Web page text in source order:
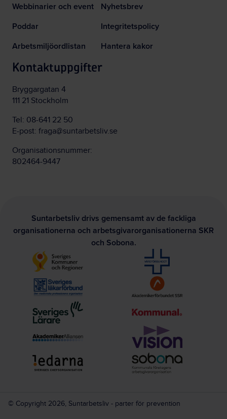
Webbinarier och event
Poddar
Arbetsmiljöordlistan
Nyhetsbrev
Integritetspolicy
Hantera kakor
Kontaktuppgifter
Bryggargatan 4
111 21 Stockholm
Tel: 08-641 22 50
E-post: fraga@suntarbetsliv.se
Organisationsnummer:
802464-9447
Suntarbetsliv drivs gemensamt av de fackliga
organisationerna och arbetsgivarorganisationerna SKR
och Sobona.
© Copyright 2026, Suntarbetsliv - parter för prevention